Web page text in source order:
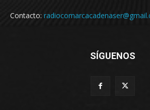
Contacto:
SÍGUENOS